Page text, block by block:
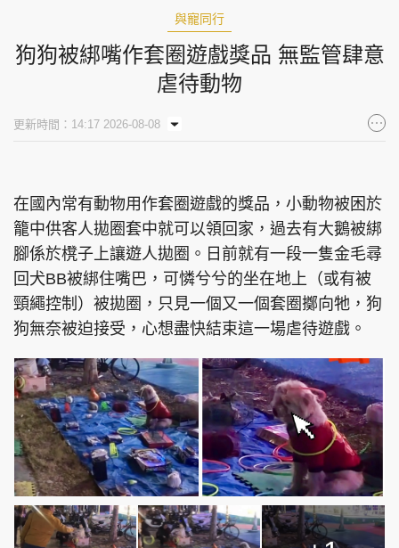
與寵同行
狗狗被綁嘴作套圈遊戲獎品 無監管肆意
虐待動物
更新時間：14:17 2026-08-08
在國內常有動物用作套圈遊戲的獎品，小動物被困於
籠中供客人拋圈套中就可以領回家，過去有大鵝被綁
腳係於櫈子上讓遊人拋圈。日前就有一段一隻金毛尋
回犬BB被綁住嘴巴，可憐兮兮的坐在地上（或有被
頸繩控制）被拋圈，只見一個又一個套圈擲向牠，狗
狗無奈被迫接受，心想盡快結束這一場虐待遊戲。